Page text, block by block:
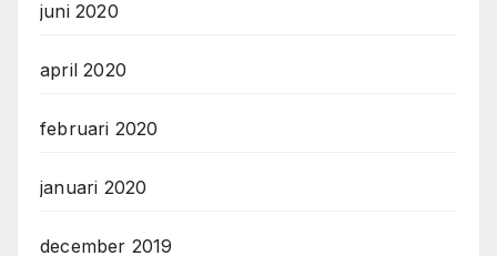
juni 2020
april 2020
februari 2020
januari 2020
december 2019